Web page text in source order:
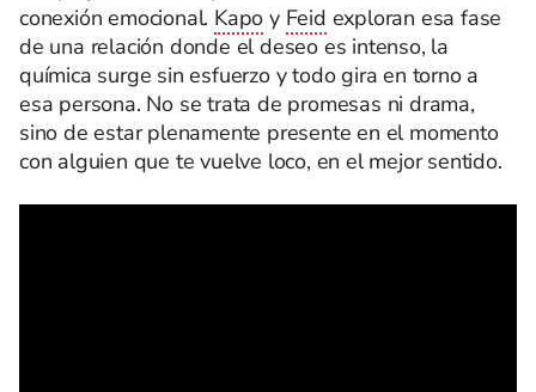
conexión emocional. Kapo y Feid exploran esa fase
de una relación donde el deseo es intenso, la
química surge sin esfuerzo y todo gira en torno a
esa persona. No se trata de promesas ni drama,
sino de estar plenamente presente en el momento
con alguien que te vuelve loco, en el mejor sentido.